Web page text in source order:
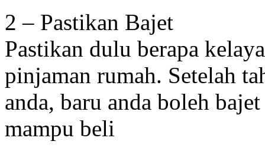
2 – Pastikan Bajet
Pastikan dulu berapa
pinjaman rumah. Setelah
anda, baru anda boleh
mampu beli